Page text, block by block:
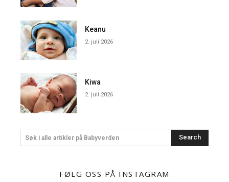
Keanu
2. juli 2026
Kiwa
2. juli 2026
Søk i alle artikler på Babyverden Search
FØLG OSS PÅ INSTAGRAM